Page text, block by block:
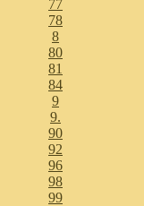
77
78
8
80
81
84
9
9.
90
92
96
98
99